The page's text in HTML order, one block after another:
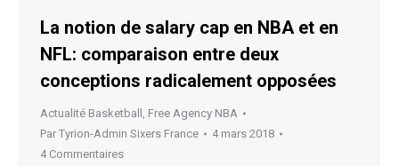
La notion de salary cap en NBA et en
NFL: comparaison entre deux
conceptions radicalement opposées
Actualité Basketball , Free Agency NBA
Par Tyrion-Admin Sixers France
4 mars 2018
4 Commentaires